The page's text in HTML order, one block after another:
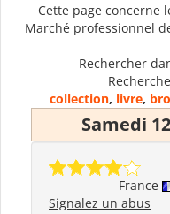
Cette page concerne
Marché professionnel
Rechercher
collection, livre,
Samedi
France
Signalez un abus